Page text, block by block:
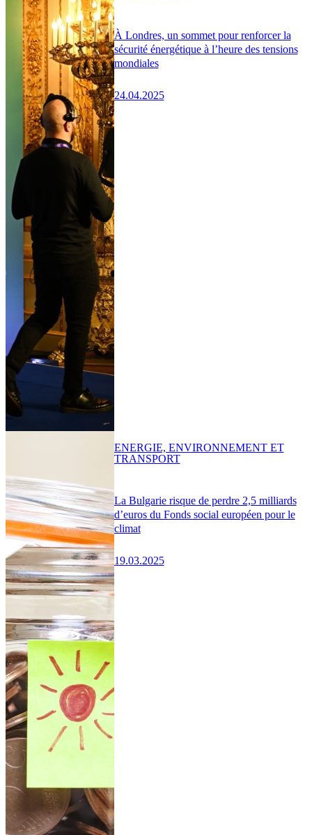
À Londres, un sommet pour renforcer la
sécurité énergétique à l’heure des tensions
mondiales
24.04.2025
La Bulgarie risque de perdre 2,5 milliards
d’euros du Fonds social européen pour le
climat
19.03.2025
ENERGIE, ENVIRONNEMENT ET
TRANSPORT